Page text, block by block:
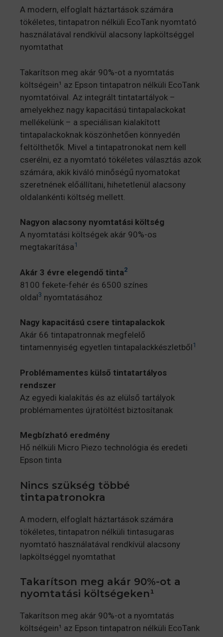
A modern, elfoglalt háztartások számára
tökéletes, tintapatron nélküli EcoTank nyomtató
használatával rendkívül alacsony lapköltséggel
nyomtathat
Takarítson meg akár 90%-ot a nyomtatás
költségein¹ az Epson tintapatron nélküli EcoTank
nyomtatóival. Az integrált tintatartályok –
amelyekhez nagy kapacitású tintapalackokat
mellékelünk – a speciálisan kialakított
tintapalackoknak köszönhetően könnyedén
feltölthetők. Mivel a tintapatronokat nem kell
cserélni, ez a nyomtató tökéletes választás azok
számára, akik kiváló minőségű nyomatokat
szeretnének előállítani, hihetetlenül alacsony
oldalankénti költség mellett.
Nagyon alacsony nyomtatási költség
A nyomtatási költségek akár 90%-os
megtakarítása1
Akár 3 évre elegendő tinta2
8100 fekete-fehér és 6500 színes
oldal3 nyomtatásához
Nagy kapacitású csere tintapalackok
Akár 66 tintapatronnak megfelelő
tintamennyiség egyetlen tintapalackkészletből1
Problémamentes külső tintatartályos
rendszer
Az egyedi kialakítás és az elülső tartályok
problémamentes újratöltést biztosítanak
Megbízható eredmény
Hő nélküli Micro Piezo technológia és eredeti
Epson tinta
Nincs szükség többé
tintapatronokra
A modern, elfoglalt háztartások számára
tökéletes, tintapatron nélküli tintasugaras
nyomtató használatával rendkívül alacsony
lapköltséggel nyomtathat
Takarítson meg akár 90%-ot a
nyomtatási költségeken¹
Takarítson meg akár 90%-ot a nyomtatás
költségein¹ az Epson tintapatron nélküli EcoTank